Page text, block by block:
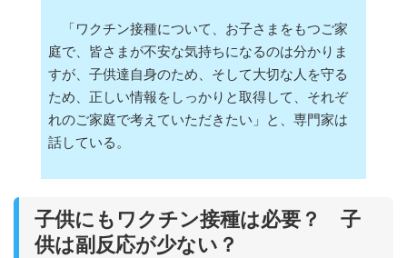
「ワクチン接種について、お子さまをもつご家
庭で、皆さまが不安な気持ちになるのは分かりま
すが、子供達自身のため、そして大切な人を守る
ため、正しい情報をしっかりと取得して、それぞ
れのご家庭で考えていただきたい」と、専門家は
話している。
子供にもワクチン接種は必要？ 子
供は副反応が少ない？